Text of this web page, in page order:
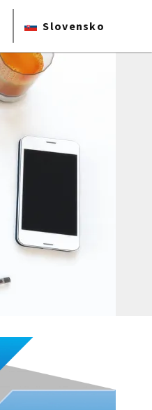
Slovensko